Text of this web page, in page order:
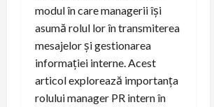
modul în care managerii își
asumă rolul lor în transmiterea
mesajelor și gestionarea
informației interne. Acest
articol explorează importanța
rolului manager PR intern în